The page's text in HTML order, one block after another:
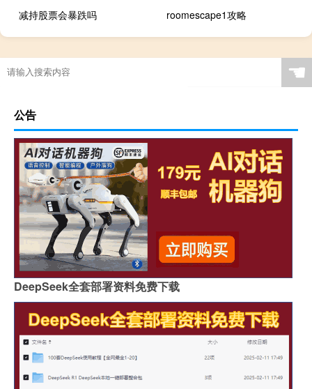
减持股票会暴跌吗
roomescape1攻略
☚
公告
DeepSeek全套部署资料免费下载